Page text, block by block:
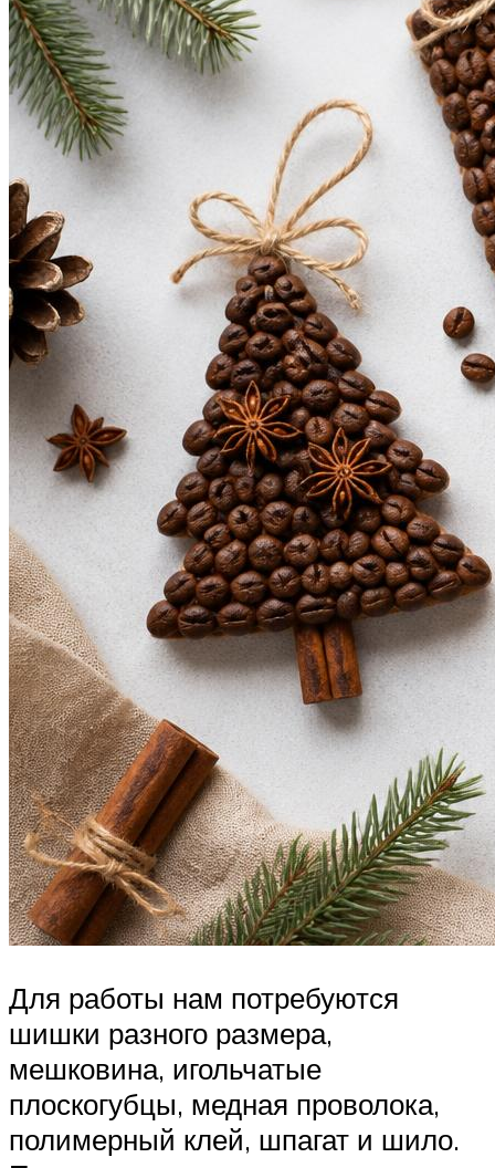
Для работы нам потребуются
шишки разного размера,
мешковина, игольчатые
плоскогубцы, медная проволока,
полимерный клей, шпагат и шило.